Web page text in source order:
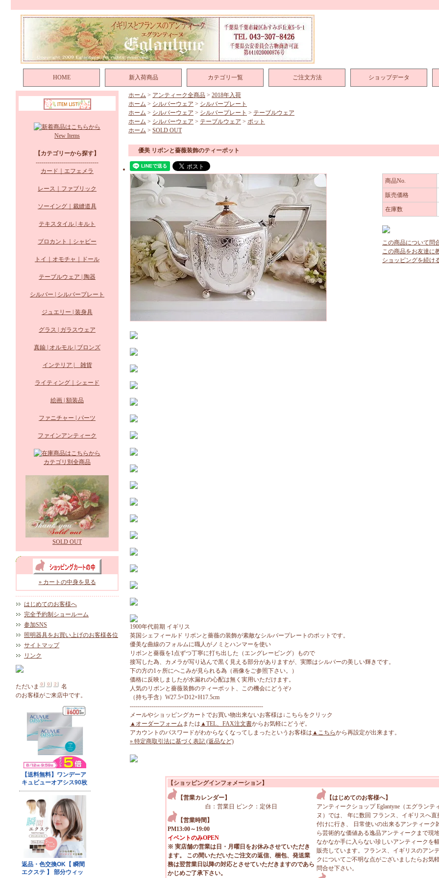
HOME 新入荷商品 カテゴリ一覧 ご注文方法 ショップデータ
New Items
【カテゴリーから探す】
--------------------------------
カード｜エフェメラ
レース｜ファブリック
ソーイング｜裁縫道具
テキスタイル | キルト
ブロカント｜シャビー
トイ｜オモチャ｜ドール
テーブルウェア | 陶器
シルバー | シルバープレート
ジュエリー | 装身具
グラス | ガラスウェア
真鍮 | オルモル | ブロンズ
インテリア | 雑貨
ライティング｜シェード
絵画 | 額装品
ファニチャー | パーツ
ファインアンティーク
カテゴリ別全商品
SOLD OUT
» カートの中身を見る
はじめてのお客様へ
完全予約制ショールーム
参加SNS
照明器具をお買い上げのお客様各位
サイトマップ
リンク
ただいま
名
のお客様がご来店中です。
ホーム > アンティーク全商品 > 2018年入荷
ホーム > シルバーウェア > シルバープレート
ホーム > シルバーウェア > シルバープレート > テーブルウェア
ホーム > シルバーウェア > テーブルウェア > ポット
ホーム > SOLD OUT
優美 リボンと薔薇装飾のティーポット
商品No.
販売価格
在庫数
この商品について問
この商品をお友達に
ショッピングを続け
1900年代前期 イギリス
英国シェフィールド リボンと薔薇の装飾が素敵なシルバープレートのポットです。
優美な曲線のフォルムに職人がノミとハンマーを使い
リボンと薔薇を1点ずつ丁寧に打ち出した（エングレービング）もので
接写した為、カメラが写り込んで黒く見える部分がありますが、実際はシルバーの美しい輝きです。
下の方の1ヶ所にへこみが見られる為（画像をご参照下さい。）
価格に反映しましたが水漏れの心配は無く実用いただけます。
人気のリボンと薔薇装飾のティーポット、この機会にどうぞ♪
（持ち手含）W27.5×D12×H17.5cm
--------------------------------------------------------------------
メールやショッピングカートでお買い物出来ないお客様は↓こちらをクリック
▲オーダーフォーム または ▲TEL、FAX注文書からお気軽にどうぞ。
アカウントのパスワードがわからなくなってしまったというお客様は ▲こちらから再設定が出来ます。
» 特定商取引法に基づく表記 (返品など)
【ショッピングインフォメーション】
【営業カレンダー】
白：営業日 ピンク：定休日
【営業時間】
PM13:00～19:00
イベントのみOPEN
※ 実店舗の営業は日・月曜日をお休みさせていただき
ます。 この間いただいたご注文の返信、梱包、発送業
務は翌営業日以降の対応とさせていただきますのであら
かじめご了承下さい。
【はじめてのお客様へ】
アンティークショップ Eglantyne（エグランテ
ヌ）では、 年に数回 フランス、イギリスへ直
付けに行き、 日常使いの出来るアンティーク
ら芸術的な価値ある逸品アンティークまで現
なかなか手に入らない珍しいアンティークを
販売しています。フランス、イギリスのアン
クについてご不明な点がございましたらお気
問合せ下さい。